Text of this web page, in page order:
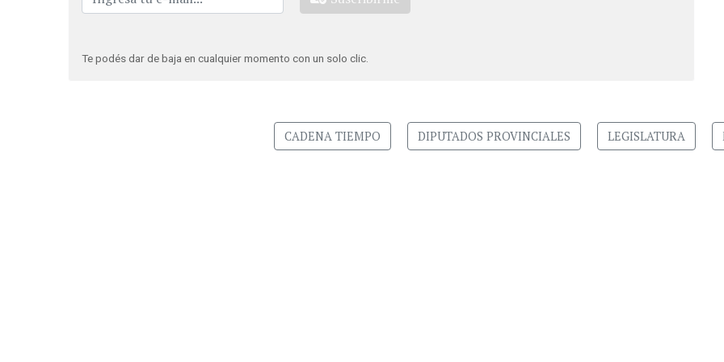
Te podés dar de baja en cualquier momento con un solo clic.
CADENA TIEMPO DIPUTADOS PROVINCIALES LEGISLATURA